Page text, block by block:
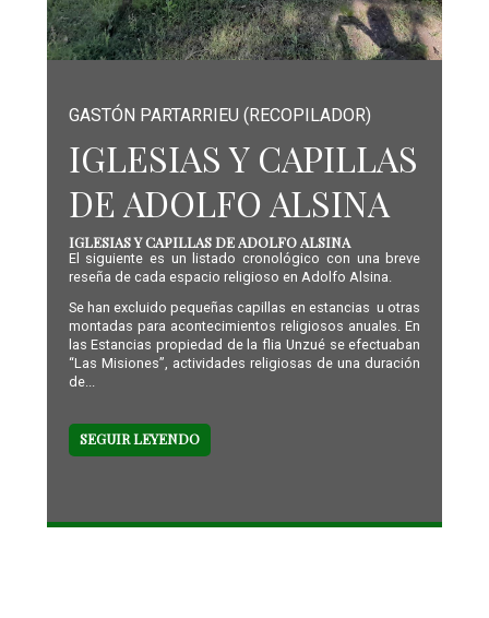
GASTÓN PARTARRIEU (RECOPILADOR)
IGLESIAS Y CAPILLAS
DE ADOLFO ALSINA
IGLESIAS Y CAPILLAS DE ADOLFO ALSINA
El siguiente es un listado cronológico con una breve
reseña de cada espacio religioso en Adolfo Alsina.
Se han excluido pequeñas capillas en estancias u otras
montadas para acontecimientos religiosos anuales. En
las Estancias propiedad de la flia Unzué se efectuaban
“Las Misiones”, actividades religiosas de una duración
de...
SEGUIR LEYENDO